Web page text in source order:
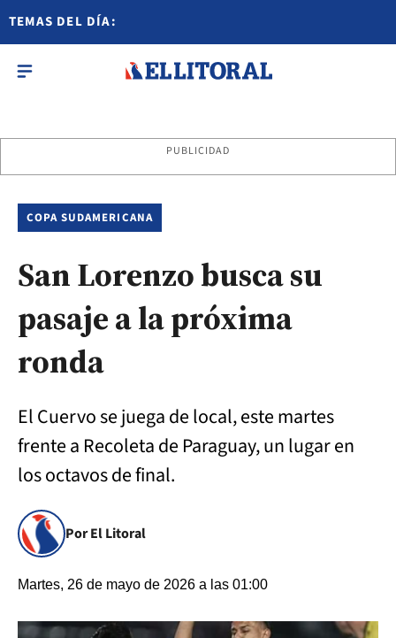
TEMAS DEL DÍA:
PUBLICIDAD
COPA SUDAMERICANA
San Lorenzo busca su
pasaje a la próxima
ronda
El Cuervo se juega de local, este martes
frente a Recoleta de Paraguay, un lugar en
los octavos de final.
Por El Litoral
Martes, 26 de mayo de 2026 a las 01:00